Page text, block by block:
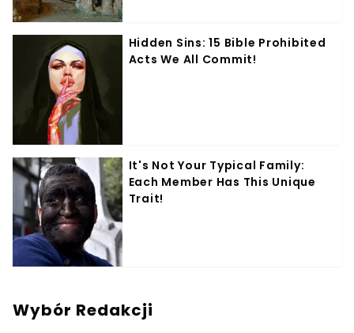
Wybór Redakcji